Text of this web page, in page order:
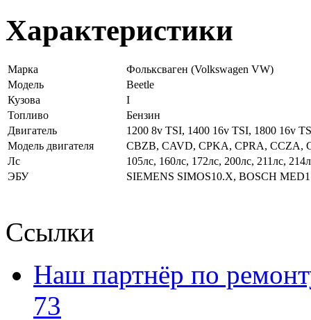
Характеристики
Марка
Фольксваген (Volkswagen VW)
Модель
Beetle
Кузова
I
Топливо
Бензин
Двигатель
1200 8v TSI, 1400 16v TSI, 1800 16v
Модель двигателя
CBZB, CAVD, CPKA, CPRA, CCZA,
Лс
105лс, 160лс, 172лс, 200лс, 211лс,
ЭБУ
SIEMENS SIMOS10.X, BOSCH
Ссылки
Наш партнёр по
73